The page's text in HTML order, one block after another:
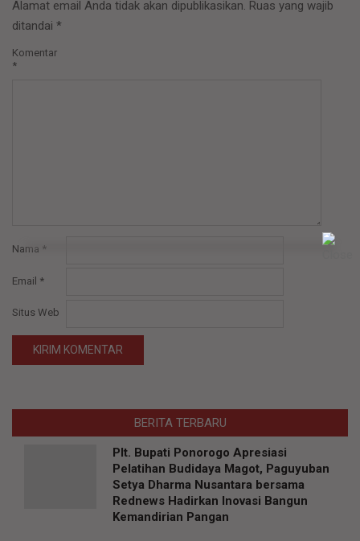
Alamat email Anda tidak akan dipublikasikan. Ruas yang wajib
ditandai *
Komentar
*
Nama *
Email *
Situs Web
BERITA TERBARU
Plt. Bupati Ponorogo Apresiasi
Pelatihan Budidaya Magot, Paguyuban
Setya Dharma Nusantara bersama
Rednews Hadirkan Inovasi Bangun
Kemandirian Pangan